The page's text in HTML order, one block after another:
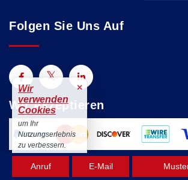
Anruf E-Mail
Folgen Sie Uns Auf
Wir Akzeptieren
9001:2015 27001:2013
Wir
verwenden
Cookies
×
um Ihr
Nutzungserlebnis
zu verbessern.